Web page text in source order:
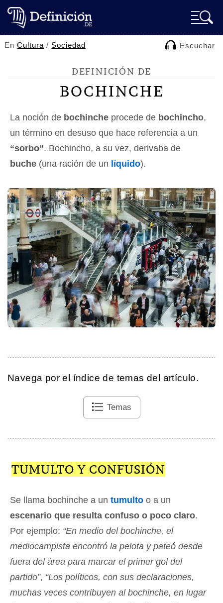
EnCultura / Sociedad Escuchar
DEFINICIÓN DE
BOCHINCHE
La noción de bochinche procede de bochincho,
un término en desuso que hace referencia a un
“sorbo”. Bochincho, a su vez, derivaba de
buche (una ración de un líquido).
Navega por el índice de temas del artículo.
Temas
TUMULTO Y CONFUSIÓN
Se llama bochinche a un tumulto o a un
escenario que resulta confuso o poco claro.
Por ejemplo: “En medio del bochinche, el
mediocampista encontró la pelota y pateó desde
fuera del área para marcar el primer gol del
partido”, “Los políticos, con sus declaraciones,
muchas veces contribuyen al bochinche, en lugar